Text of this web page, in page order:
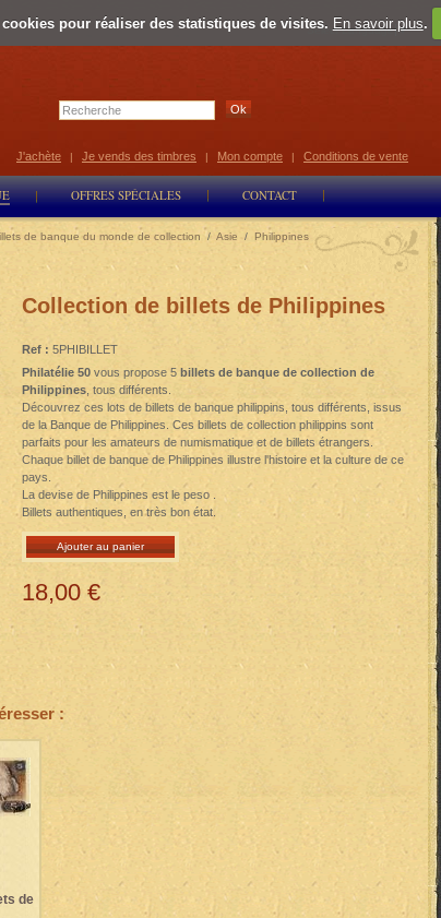
pour réaliser des statistiques de visites. En savoir plus.
Select Language ▼
OFFRES SPÉCIALES CONTACT
J'achète | Je vends des timbres | Mon compte | Conditions de vente
de banque du monde de collection / Asie / Philippines
Collection de billets de Philippines
Ref : 5PHIBILLET
Philatélie 50 vous propose 5 billets de banque de collection de
Philippines , tous différents.
Découvrez ces lots de billets de banque philippins, tous différents, issus
de la Banque de Philippines. Ces billets de collection philippins sont
parfaits pour les amateurs de numismatique et de billets étrangers.
Chaque billet de banque de Philippines illustre l'histoire et la culture de ce
pays.
La devise de Philippines est le peso .
Billets authentiques, en très bon état.
Ajouter au panier
18,00 €
:
de